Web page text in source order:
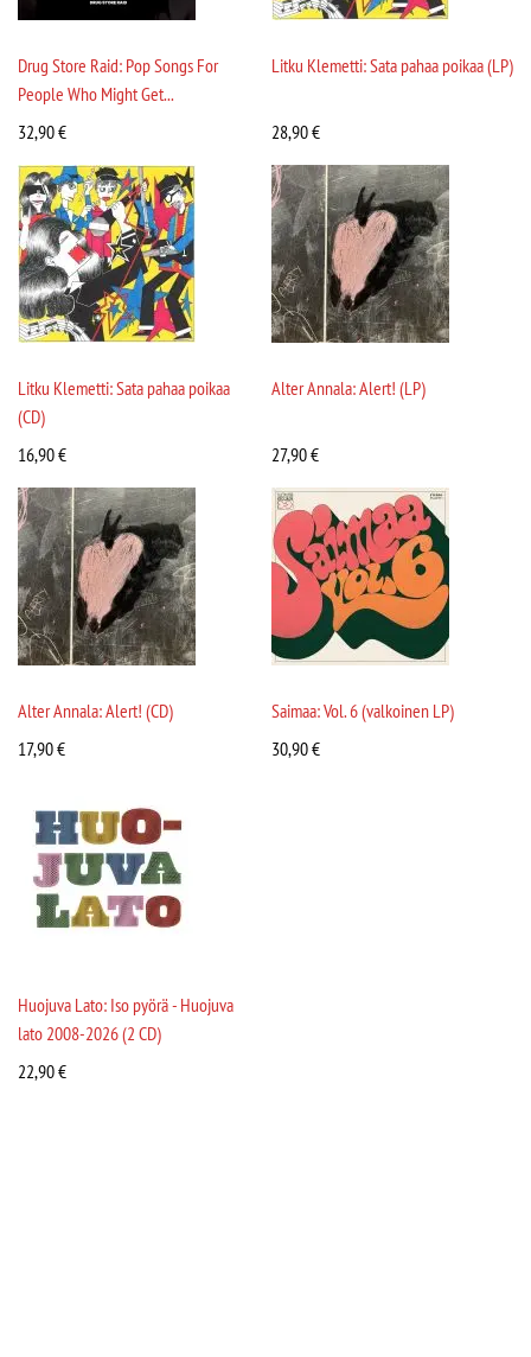
Drug Store Raid: Pop Songs For
People Who Might Get...
32,90€
Litku Klemetti: Sata pahaa poikaa (LP)
28,90€
Litku Klemetti: Sata pahaa poikaa
(CD)
16,90€
Alter Annala: Alert! (LP)
27,90€
Alter Annala: Alert! (CD)
17,90€
Saimaa: Vol. 6 (valkoinen LP)
30,90€
Huojuva Lato: Iso pyörä - Huojuva
lato 2008-2026 (2 CD)
22,90€